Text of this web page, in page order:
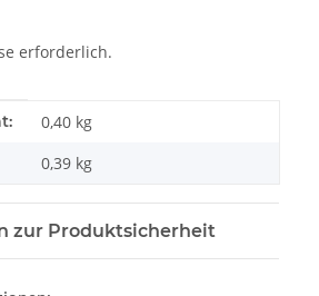
erforderlich.
0,40 kg
0,39 kg
zur Produktsicherheit